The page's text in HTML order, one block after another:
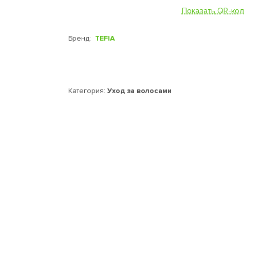
Показать QR-код
Бренд: TEFIA
Категория: Уход за волосами